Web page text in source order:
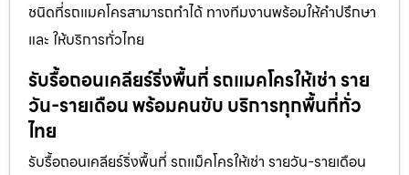
ชนิดที่รถแมคโครสามารถทำได้ ทางทีมงานพร้อมให้คำปรึกษา
และ ให้บริการทั่วไทย
รับรื้อถอนเคลียร์ริ่งพื้นที่ รถแมคโครให้เช่า ราย
วัน-รายเดือน พร้อมคนขับ บริการทุกพื้นที่ทั่ว
ไทย
รับรื้อถอนเคลียร์ริ่งพื้นที่ รถแม็คโครให้เช่า รายวัน-รายเดือน